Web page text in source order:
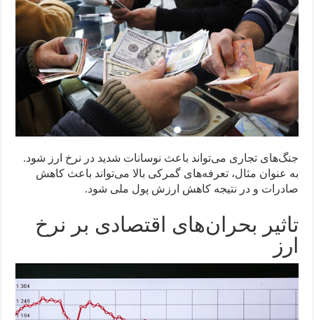
جنگ‌های تجاری می‌تواند باعث نوسانات شدید در نرخ ارز شود.
به عنوان مثال، تعرفه‌های گمرکی بالا می‌تواند باعث کاهش
صادرات و در نتیجه کاهش ارزش پول ملی شود.
تاثیر بحران‌های اقتصادی بر نرخ
ارز